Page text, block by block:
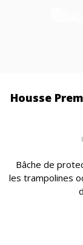
Housse
Bâche de
les trampolines